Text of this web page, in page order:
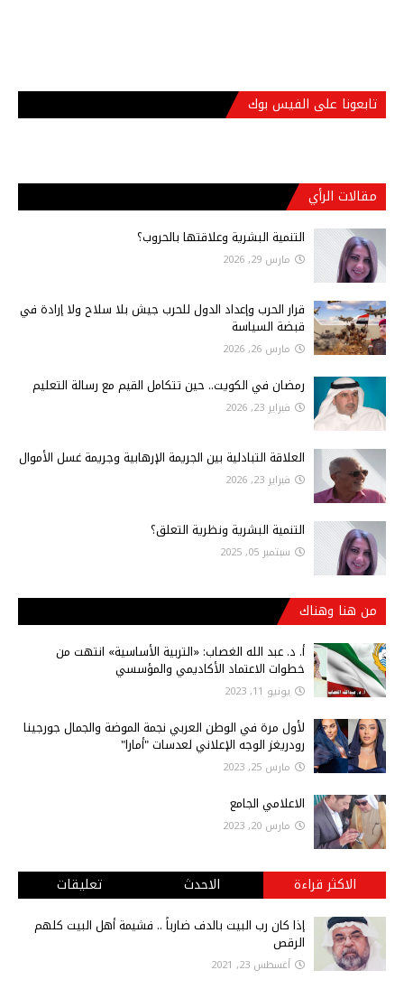
تابعونا على الفيس بوك
مقالات الرأي
التنمية البشرية وعلاقتها بالحروب؟
مارس 29, 2026
قرار الحرب وإعداد الدول للحرب جيش بلا سلاح ولا إرادة في
قبضة السياسة
مارس 26, 2026
رمضان في الكويت.. حين تتكامل القيم مع رسالة التعليم
فبراير 23, 2026
العلاقة التبادلية بين الجريمة الإرهابية وجريمة غسل الأموال
فبراير 23, 2026
التنمية البشرية ونظرية التعلق؟
سبتمبر 05, 2025
من هنا وهناك
أ‌. د. عبد الله الغصاب: «التربية الأساسية» انتهت من
خطوات الاعتماد الأكاديمي والمؤسسي
يونيو 11, 2023
لأول مرة في الوطن العربي نجمة الموضة والجمال جورجينا
رودريغز الوجه الإعلاني لعدسات "أمارا"
مارس 25, 2023
الاعلامي الجامع
مارس 20, 2023
الاكثر قراءة الاحدث تعليقات
إذا كان رب البيت بالدف ضارباً .. فشيمة أهل البيت كلهم
الرقص
أغسطس 23, 2021